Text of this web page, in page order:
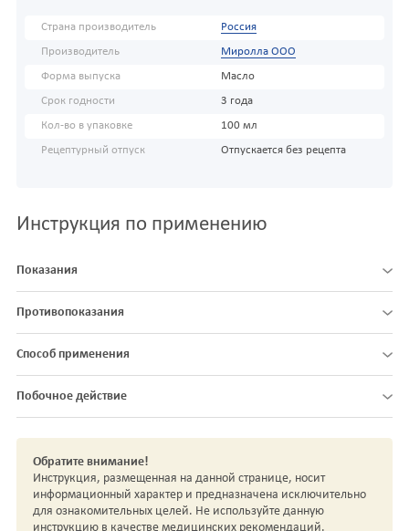
Страна производитель Россия
Производитель Миролла ООО
Форма выпуска Масло
Срок годности 3 года
Кол-во в упаковке 100 мл
Рецептурный отпуск Отпускается без рецепта
Инструкция по применению
Показания
Противопоказания
Способ применения
Побочное действие
Обратите внимание!
Инструкция, размещенная на данной странице, носит
информационный характер и предназначена исключительно
для ознакомительных целей. Не используйте данную
инструкцию в качестве медицинских рекомендаций.